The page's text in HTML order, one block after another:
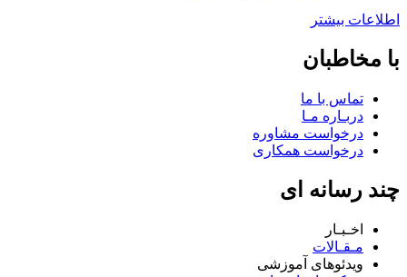
اطلاعات بیشتر
با مخاطبان
تماس با ما
دربـاره مـا
درخواست مشاوره
درخواست همکاری
چند رسانه ای
اخـبـار
مـقـالات
ویدئوهای آموزشی